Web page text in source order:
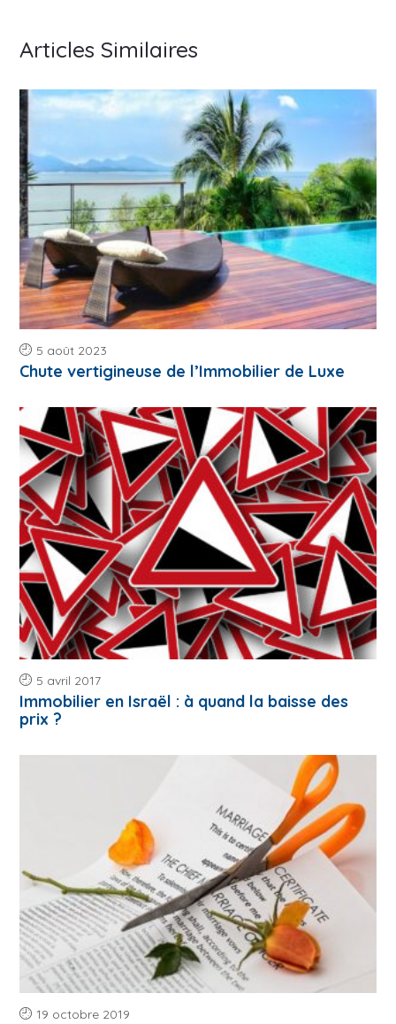
Articles Similaires
5 août 2023
Chute vertigineuse de l’Immobilier de Luxe
5 avril 2017
Immobilier en Israël : à quand la baisse des
prix ?
19 octobre 2019